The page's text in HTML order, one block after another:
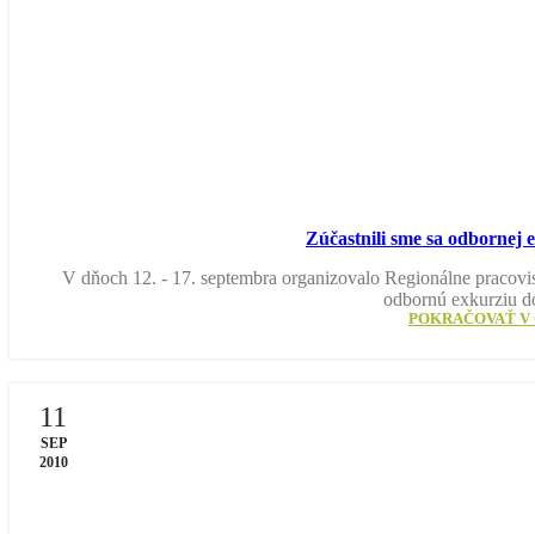
Zúčastnili sme sa odbornej
V dňoch 12. - 17. septembra organizovalo Regionálne
odbornú exkurziu
POKRAČOVAŤ
11
SEP
2010